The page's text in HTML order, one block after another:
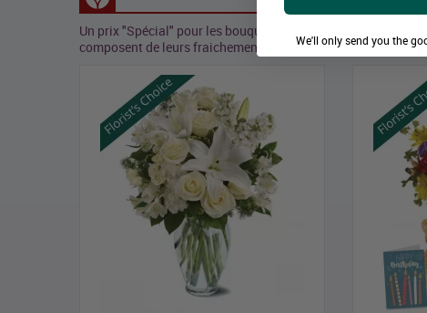
Un prix "Spécial" pour les bouquets Collection d’artisans
composent de leurs fraichement coupées et sélectionnés
We'll only send you the